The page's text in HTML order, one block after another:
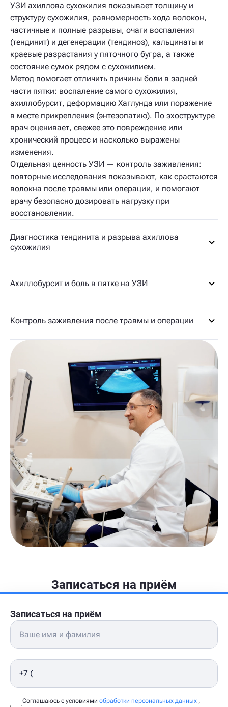
УЗИ ахиллова сухожилия показывает толщину и
структуру сухожилия, равномерность хода волокон,
частичные и полные разрывы, очаги воспаления
(тендинит) и дегенерации (тендиноз), кальцинаты и
краевые разрастания у пяточного бугра, а также
состояние сумок рядом с сухожилием.
Метод помогает отличить причины боли в задней
части пятки: воспаление самого сухожилия,
ахиллобурсит, деформацию Хаглунда или поражение
в месте прикрепления (энтезопатию). По эхоструктуре
врач оценивает, свежее это повреждение или
хронический процесс и насколько выражены
изменения.
Отдельная ценность УЗИ — контроль заживления:
повторные исследования показывают, как срастаются
волокна после травмы или операции, и помогают
врачу безопасно дозировать нагрузку при
восстановлении.
Диагностика тендинита и разрыва ахиллова
сухожилия
Ахиллобурсит и боль в пятке на УЗИ
Контроль заживления после травмы и операции
Записаться на приём
Записаться на приём
Соглашаюсь с условиями обработки персональных данных ,